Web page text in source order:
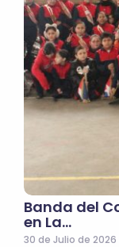
Banda del
en La…
30 de Julio de 2026